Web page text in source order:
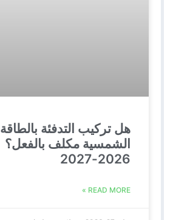
هل تركيب التدفئة بالطاقة
الشمسية مكلف بالفعل؟
2026-2027
READ MORE »